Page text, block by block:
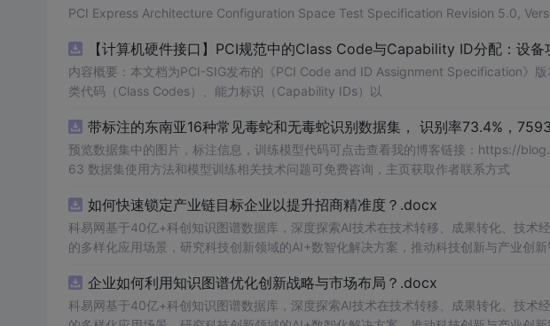
PCI Express Architecture Configuration Space Test Specification Revision 5.0,
【计算机硬件接口】PCI规范中的Class Code与Capability ID分配：设
内容概要：本文档为PCI-SIG发布的《PCI Code and ID Assignment Specification》
类代码（Class Codes）、能力标识（Capability IDs）以
带标注的东南亚16种常见毒蛇和无毒蛇识别数据集， 识别率73.4%，
预览数据集中的图片，标注信息，训练模型代码可点击查看我的博客链接：https://
63 数据集使用方法和模型训练相关技术问题可免费咨询，主页获取作者联系方式
如何快速锁定产业链目标企业以提升招商精准度？.docx
科易网基于40亿+科创知识图谱数据库，深度探索AI技术在技术转移、成果转化、技术
的多样化应用场景，研究科技创新领域的AI+数智化解决方案，推动科技创新与产业创新
企业如何利用知识图谱优化创新战略与市场布局？.docx
科易网基于40亿+科创知识图谱数据库，深度探索AI技术在技术转移、成果转化、技术